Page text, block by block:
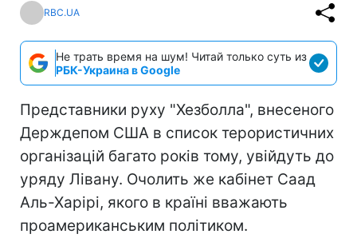
RBC.UA
Не трать время на шум! Читай только суть из
РБК-Украина в Google
Представники руху "Хезболла", внесеного
Держдепом США в список терористичних
організацій багато років тому, увійдуть до
уряду Лівану. Очолить же кабінет Саад
Аль-Харірі, якого в країні вважають
проамериканським політиком.